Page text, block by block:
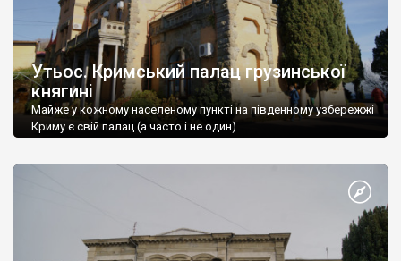
Утьос. Кримський палац грузинської
княгині
Майже у кожному населеному пункті на південному узбережжі
Криму є свій палац (а часто і не один).